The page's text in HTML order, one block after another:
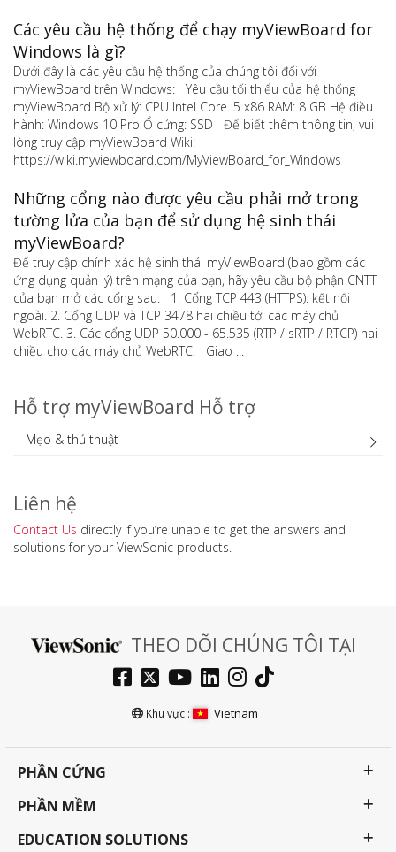
Các yêu cầu hệ thống để chạy myViewBoard for
Windows là gì?
Dưới đây là các yêu cầu hệ thống của chúng tôi đối với
myViewBoard trên Windows: Yêu cầu tối thiểu của hệ thống
myViewBoard Bộ xử lý: CPU Intel Core i5 x86 RAM: 8 GB Hệ điều
hành: Windows 10 Pro Ổ cứng: SSD Để biết thêm thông tin, vui
lòng truy cập myViewBoard Wiki:
https://wiki.myviewboard.com/MyViewBoard_for_Windows
Những cổng nào được yêu cầu phải mở trong
tường lửa của bạn để sử dụng hệ sinh thái
myViewBoard?
Để truy cập chính xác hệ sinh thái myViewBoard (bao gồm các
ứng dụng quản lý) trên mạng của bạn, hãy yêu cầu bộ phận CNTT
của bạn mở các cổng sau: 1. Cổng TCP 443 (HTTPS): kết nối
ngoài. 2. Cổng UDP và TCP 3478 hai chiều tới các máy chủ
WebRTC. 3. Các cổng UDP 50.000 - 65.535 (RTP / sRTP / RTCP) hai
chiều cho các máy chủ WebRTC. Giao ...
Hỗ trợ myViewBoard Hỗ trợ
Mẹo & thủ thuật
Liên hệ
Contact Us directly if you’re unable to get the answers and
solutions for your ViewSonic products.
THEO DÕI CHÚNG TÔI TẠI
Khu vực : Vietnam
PHẦN CỨNG
PHẦN MỀM
EDUCATION SOLUTIONS